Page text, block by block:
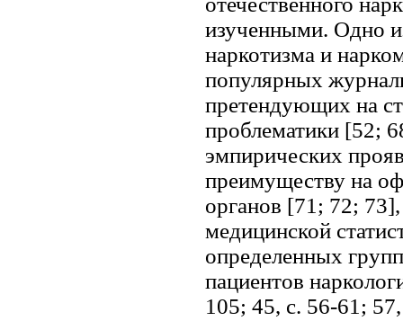
изученными. Одно
наркотизма и
популярных
претендующих на
проблематики [52;
эмпирических
преимуществу на
органов [71; 72;
медицинской
определенных
пациентов
105; 45, с. 56-61;